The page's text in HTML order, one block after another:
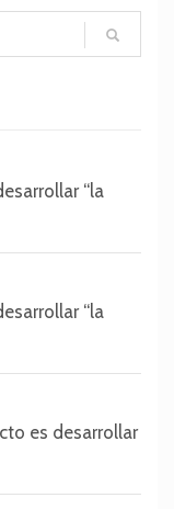
“la
“la
es desarrollar